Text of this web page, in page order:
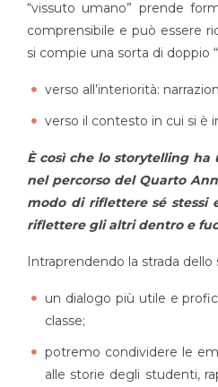
“vissuto umano” prende
comprensibile e può essere
si compie una sorta di doppio
verso all’interiorità:
verso il contesto in cui si è
È così che lo storytelling
nel percorso del Quarto
modo di riflettere sé stessi
riflettere gli altri dentro e
Intraprendendo la strada
un dialogo più utile e
classe;
potremo condividere le
alle storie degli studenti,